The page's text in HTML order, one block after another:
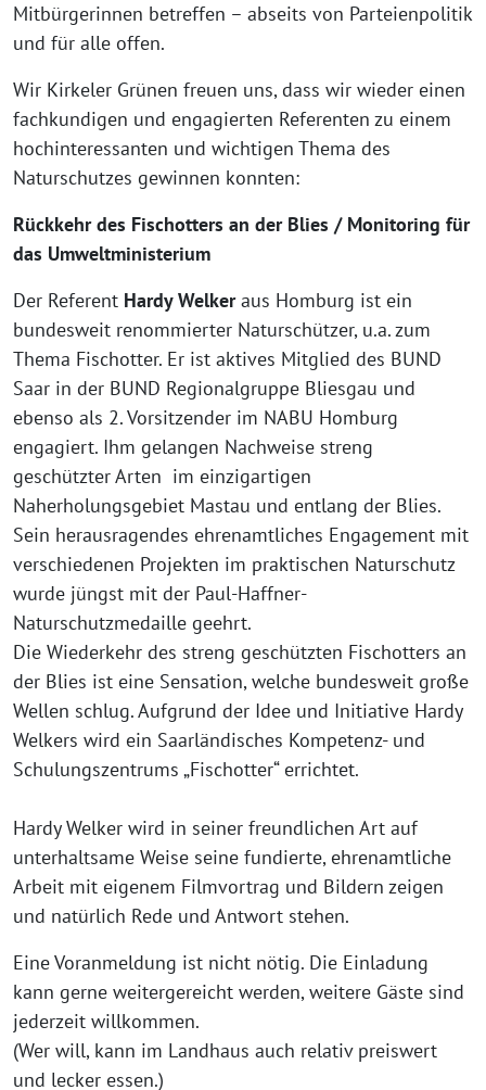
Mitbürgerinnen betreffen – abseits von Parteienpolitik
und für alle offen.
Wir Kirkeler Grünen freuen uns, dass wir wieder einen
fachkundigen und engagierten Referenten zu einem
hochinteressanten und wichtigen Thema des
Naturschutzes gewinnen konnten:
Rückkehr des Fischotters an der Blies / Monitoring für
das Umweltministerium
Der Referent Hardy Welkeraus Homburg ist ein
bundesweit renommierter Naturschützer, u.a. zum
Thema Fischotter. Er ist aktives Mitglied des BUND
Saar in der BUND Regionalgruppe Bliesgau und
ebenso als 2. Vorsitzender im NABU Homburg
engagiert. Ihm gelangen Nachweise streng
geschützter Arten im einzigartigen
Naherholungsgebiet Mastau und entlang der Blies.
Sein herausragendes ehrenamtliches Engagement mit
verschiedenen Projekten im praktischen Naturschutz
wurde jüngst mit der Paul-Haffner-
Naturschutzmedaille geehrt.
Die Wiederkehr des streng geschützten Fischotters an
der Blies ist eine Sensation, welche bundesweit große
Wellen schlug. Aufgrund der Idee und Initiative Hardy
Welkers wird ein Saarländisches Kompetenz- und
Schulungszentrums „Fischotter“ errichtet.
Hardy Welker wird in seiner freundlichen Art auf
unterhaltsame Weise seine fundierte, ehrenamtliche
Arbeit mit eigenem Filmvortrag und Bildern zeigen
und natürlich Rede und Antwort stehen.
Eine Voranmeldung ist nicht nötig. Die Einladung
kann gerne weitergereicht werden, weitere Gäste sind
jederzeit willkommen.
(Wer will, kann im Landhaus auch relativ preiswert
und lecker essen.)